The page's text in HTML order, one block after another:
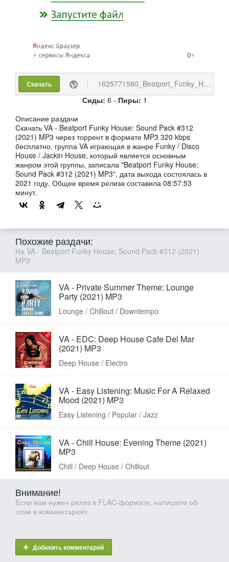
Скачать
1625771580_Beatport_Funky_House._Sound_Pack_312.torrent
Сиды: 6 - Пиры: 1
Описание раздачи
Скачать VA - Beatport Funky House: Sound Pack #312
(2021) MP3 через торрент в формате MP3 320 kbps
бесплатно. группа VA играющая в жанре Funky / Disco
House / Jackin House, который является основным
жанром этой группы, записала "Beatport Funky House:
Sound Pack #312 (2021) MP3", дата выхода состоялась в
2021 году. Общее время релиза составила 08:57:53
минут.
Похожие раздачи:
На VA - Beatport Funky House: Sound Pack #312 (2021)
MP3
VA - Private Summer Theme: Lounge
Party (2021) MP3
Lounge / Chillout / Downtempo
VA - EDC: Deep House Cafe Del Mar
(2021) MP3
Deep House / Electro
VA - Easy Listening: Music For A Relaxed
Mood (2021) MP3
Easy Listening / Popular / Jazz
VA - Chill House: Evening Theme (2021)
MP3
Chill / Deep House / Chillout
Внимание!
Если вам нужен релиз в FLAC-формате, напишите об
этом в комментариях.
Добавить комментарий